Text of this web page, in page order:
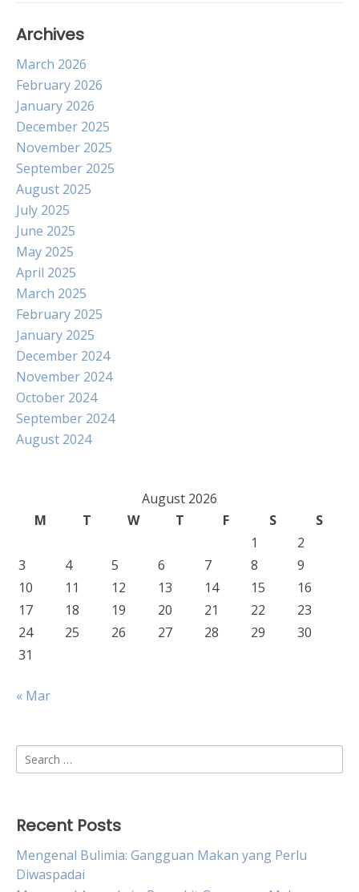
Archives
March 2026
February 2026
January 2026
December 2025
November 2025
September 2025
August 2025
July 2025
June 2025
May 2025
April 2025
March 2025
February 2025
January 2025
December 2024
November 2024
October 2024
September 2024
August 2024
August 2026
M
T W T F S
S
1
2
3
4 5 6 7 8
9
10
11 12 13 14 15
16
17
18 19 20 21 22
23
24
25 26 27 28 29
30
31
« Mar
Search
for:
Recent Posts
Mengenal Bulimia: Gangguan Makan yang Perlu
Diwaspadai